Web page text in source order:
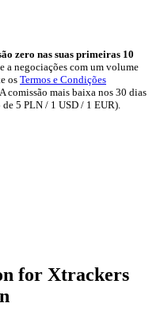
zero nas suas primeiras 10
a negociações com um volume
os Termos e Condições
comissão mais baixa nos 30 dias
5 PLN / 1 USD / 1 EUR).
for Xtrackers